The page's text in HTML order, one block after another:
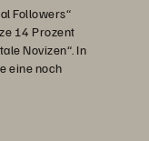
Followers“
14 Prozent
Novizen“. In
eine noch